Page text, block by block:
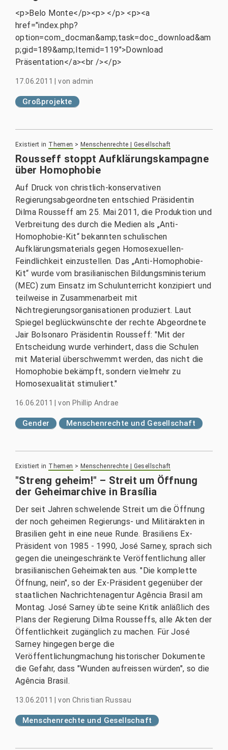
<p>Belo Monte</p><p> </p> <p><a
href="index.php?
option=com_docman&amp;task=doc_download&am
p;gid=189&amp;Itemid=119">Download
Präsentation</a><br /></p>
17.06.2011 |von admin
Großprojekte
Existiert in Themen > Menschenrechte | Gesellschaft
Rousseff stoppt Aufklärungskampagne
über Homophobie
Auf Druck von christlich-konservativen
Regierungsabgeordneten entschied Präsidentin
Dilma Rousseff am 25. Mai 2011, die Produktion und
Verbreitung des durch die Medien als „Anti-
Homophobie-Kit“ bekannten schulischen
Aufklärungsmaterials gegen Homosexuellen-
Feindlichkeit einzustellen. Das „Anti-Homophobie-
Kit“ wurde vom brasilianischen Bildungsministerium
(MEC) zum Einsatz im Schulunterricht konzipiert und
teilweise in Zusammenarbeit mit
Nichtregierungsorganisationen produziert. Laut
Spiegel beglückwünschte der rechte Abgeordnete
Jair Bolsonaro Präsidentin Rousseff: "Mit der
Entscheidung wurde verhindert, dass die Schulen
mit Material überschwemmt werden, das nicht die
Homophobie bekämpft, sondern vielmehr zu
Homosexualität stimuliert."
16.06.2011 |von Phillip Andrae
Gender Menschenrechte und Gesellschaft
Existiert in Themen > Menschenrechte | Gesellschaft
"Streng geheim!" – Streit um Öffnung
der Geheimarchive in Brasília
Der seit Jahren schwelende Streit um die Öffnung
der noch geheimen Regierungs- und Militärakten in
Brasilien geht in eine neue Runde. Brasiliens Ex-
Präsident von 1985 - 1990, José Sarney, sprach sich
gegen die uneingeschränkte Veröffentlichung aller
brasilianischen Geheimakten aus. "Die komplette
Öffnung, nein", so der Ex-Präsident gegenüber der
staatlichen Nachrichtenagentur Agência Brasil am
Montag. José Sarney übte seine Kritik anläßlich des
Plans der Regierung Dilma Rousseffs, alle Akten der
Öffentlichkeit zugänglich zu machen. Für José
Sarney hingegen berge die
Veröffentlichungmachung historischer Dokumente
die Gefahr, dass "Wunden aufreissen würden", so die
Agência Brasil.
13.06.2011 |von Christian Russau
Menschenrechte und Gesellschaft